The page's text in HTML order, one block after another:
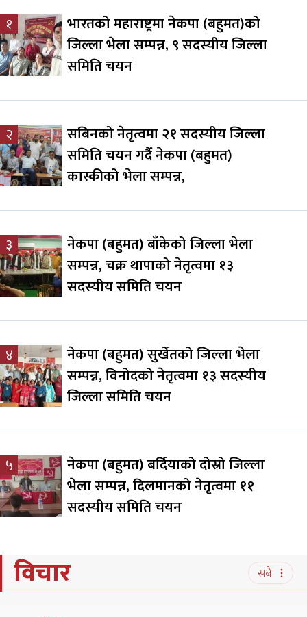
१
भारतको महाराष्ट्रमा नेकपा (बहुमत)को
जिल्ला भेला सम्पन्न, ९ सदस्यीय जिल्ला
समिति चयन
२
सबिनको नेतृत्वमा २१ सदस्यीय जिल्ला
समिति चयन गर्दै नेकपा (बहुमत)
कास्कीको भेला सम्पन्न,
३
नेकपा (बहुमत) बाँकेको जिल्ला भेला
सम्पन्न, चक्र थापाको नेतृत्वमा १३
सदस्यीय समिति चयन
४
नेकपा (बहुमत) सुर्खेतको जिल्ला भेला
सम्पन्न, विनोदको नेतृत्वमा १३ सदस्यीय
जिल्ला समिति चयन
५
नेकपा (बहुमत) बर्दियाको दोस्रो जिल्ला
भेला सम्पन्न, दिलमानको नेतृत्वमा ११
सदस्यीय समिति चयन
विचार सबै